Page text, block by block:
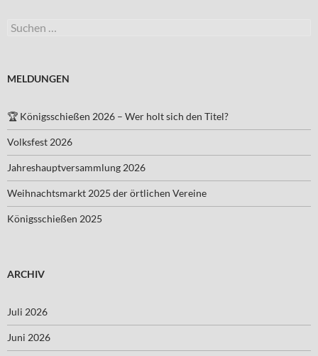
Suchen
MELDUNGEN
🏆 Königsschießen 2026 – Wer holt sich den Titel?
Volksfest 2026
Jahreshauptversammlung 2026
Weihnachtsmarkt 2025 der örtlichen Vereine
Königsschießen 2025
ARCHIV
Juli 2026
Juni 2026